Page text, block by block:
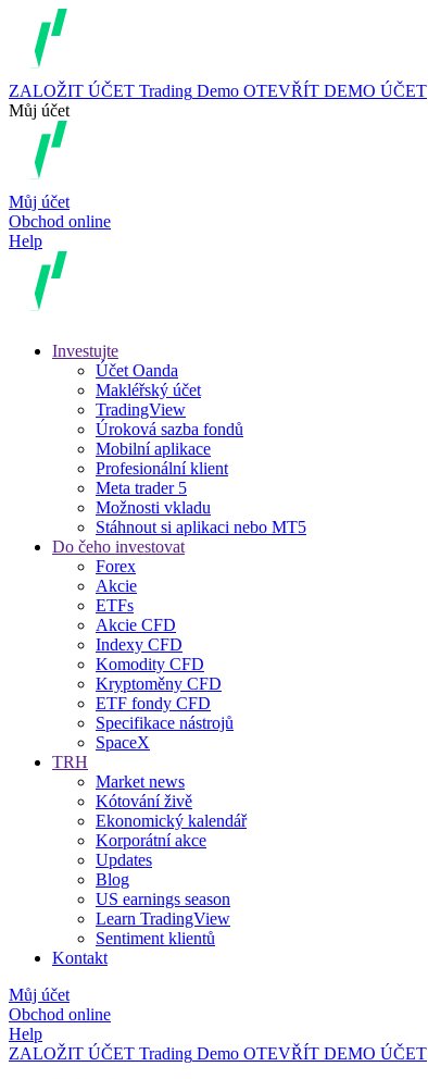
ZALOŽIT ÚČET Trading Demo OTEVŘÍT DEMO ÚČET
Můj účet
Můj účet
Obchod online
Help
Investujte
Účet Oanda
Makléřský účet
TradingView
Úroková sazba fondů
Mobilní aplikace
Profesionální klient
Meta trader 5
Možnosti vkladu
Stáhnout si aplikaci nebo MT5
Do čeho investovat
Forex
Akcie
ETFs
Akcie CFD
Indexy CFD
Komodity CFD
Kryptoměny CFD
ETF fondy CFD
Specifikace nástrojů
SpaceX
TRH
Market news
Kótování živě
Ekonomický kalendář
Korporátní akce
Updates
Blog
US earnings season
Learn TradingView
Sentiment klientů
Kontakt
Můj účet
Obchod online
Help
ZALOŽIT ÚČET Trading Demo OTEVŘÍT DEMO ÚČET